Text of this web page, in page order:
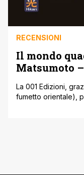
RECENSIONI
Il mondo
Matsumoto
La 001 Edizioni,
fumetto orientale),